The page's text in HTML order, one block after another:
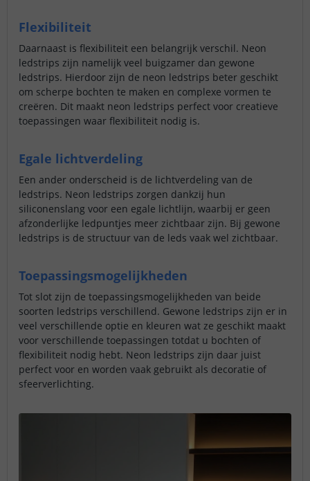
Flexibiliteit
Daarnaast is flexibiliteit een belangrijk verschil. Neon
ledstrips zijn namelijk veel buigzamer dan gewone
ledstrips. Hierdoor zijn de neon ledstrips beter geschikt
om scherpe bochten te maken en complexe vormen te
creëren. Dit maakt neon ledstrips perfect voor creatieve
toepassingen waar flexibiliteit nodig is.
Egale lichtverdeling
Een ander onderscheid is de lichtverdeling van de
ledstrips. Neon ledstrips zorgen dankzij hun
siliconenslang voor een egale lichtlijn, waarbij er geen
afzonderlijke ledpuntjes meer zichtbaar zijn. Bij gewone
ledstrips is de structuur van de leds vaak wel zichtbaar.
Toepassingsmogelijkheden
Tot slot zijn de toepassingsmogelijkheden van beide
soorten ledstrips verschillend. Gewone ledstrips zijn er in
veel verschillende optie en kleuren wat ze geschikt maakt
voor verschillende toepassingen totdat u bochten of
flexibiliteit nodig hebt. Neon ledstrips zijn daar juist
perfect voor en worden vaak gebruikt als decoratie of
sfeerverlichting.